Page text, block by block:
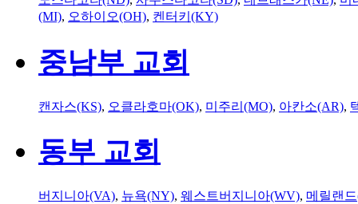
(MI), 오하이오(OH), 켄터키(KY)
중남부 교회
캔자스(KS), 오클라호마(OK), 미주리(MO), 아칸소(AR),
동부 교회
버지니아(VA), 뉴욕(NY), 웨스트버지니아(WV), 메릴랜